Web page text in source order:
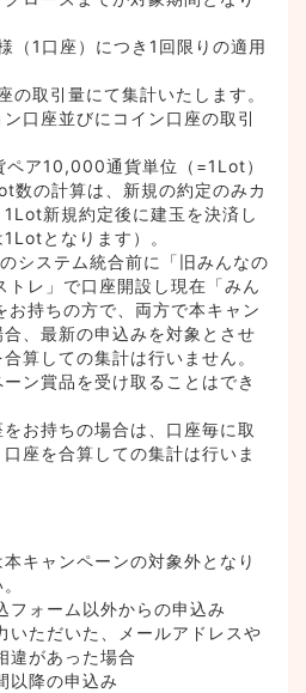
（1口座）につき1回限りの適用
の取引量にて集計いたします。
口座並びにコイン口座の取引
ア10,000通貨単位（=1Lot）
数の計算は、新規の約定のみカ
新規約定後に建玉を決済し
となります）。⁠
システム統合前に「旧みんなの
トレ」で口座開設し現在「みん
お持ちの方で、両方で本キャン
、最新の申込みを対象とさせ
算しての集計は行いません。
ン賞品を受け取ることはでき
お持ちの場合は、口座毎に取
座を合算しての集計は行いま
キャンペーンの対象外となり
フォーム以外からの申込み
いただいた、メールアドレスや
違があった場合
以降の申込み